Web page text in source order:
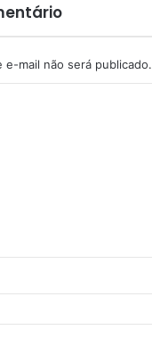
e-mail não será publicado.